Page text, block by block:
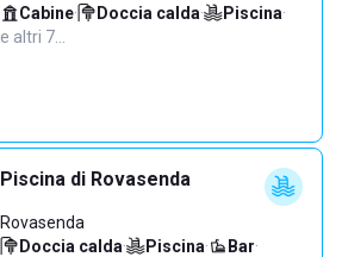
Cabine· Doccia calda· Piscina·
e altri 7…
Piscina di Rovasenda
Rovasenda
Doccia calda· Piscina· Bar·